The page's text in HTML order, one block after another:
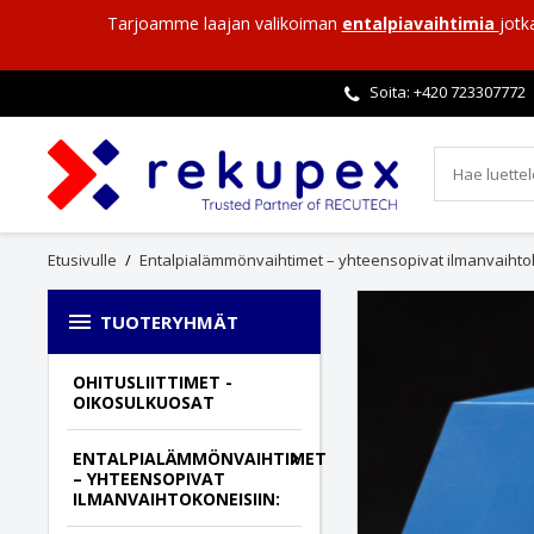
Tarjoamme laajan valikoiman entalpiavaihtimia
Soita: +420723307772
Etusivulle Entalpialämmönvaihtimet – yhteensopivat
 TUOTERYHMÄT
OHITUSLIITTIMET -
OIKOSULKUOSAT
ENTALPIALÄMMÖNVAIHTIMET
– YHTEENSOPIVAT
ILMANVAIHTOKONEISIIN: